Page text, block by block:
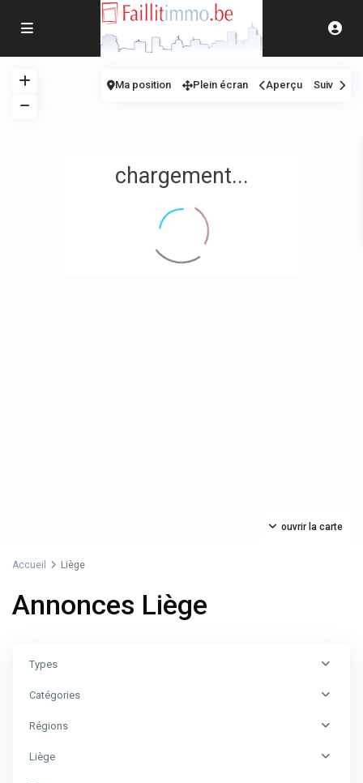
chargement...
ouvrir la carte
Ma position Plein écran Aperçu Suiv
Accueil Liège
Annonces Liège
Types
Catégories
Régions
Liège